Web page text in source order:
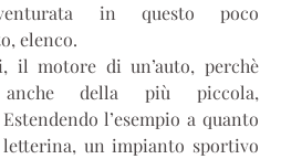
in questo poco
elenco.
il motore di un’auto, perchè
anche della più piccola,
l’esempio a quanto
un impianto sportivo